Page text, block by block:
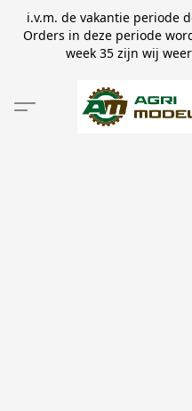
i.v.m. de vakantie periode
Orders in deze periode
week 35 zijn wij